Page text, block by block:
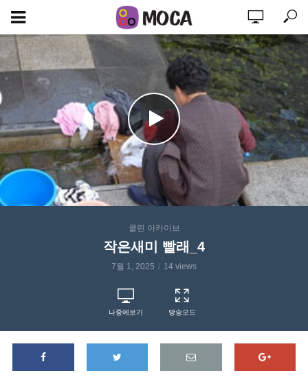
클린 아카이브
작은새미 빨래_4
7월 1, 2025 14 views
나중에보기 방송모드